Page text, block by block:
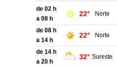
de 02 h
a 08 h
22° Norte
de 08 h
a 14 h
22° Norte
de 14 h
a 20 h
32° Sureste